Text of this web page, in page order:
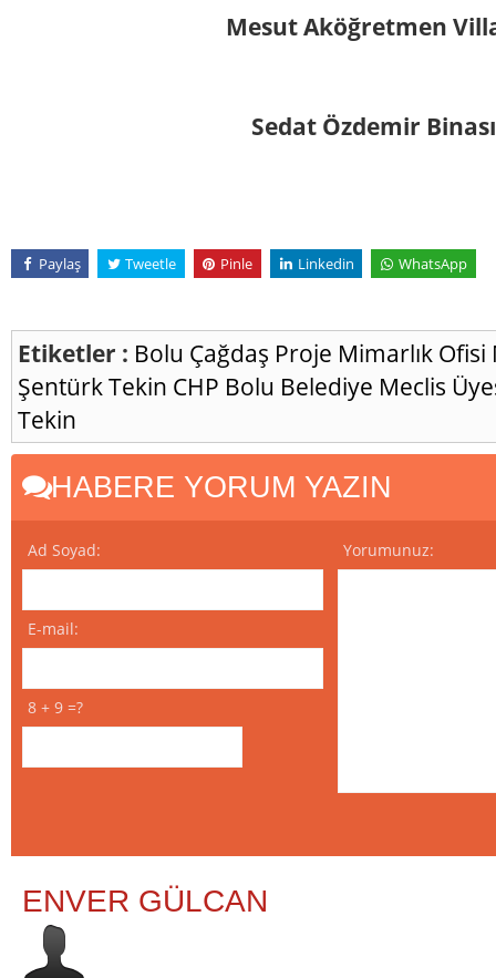
Mesut Aköğretmen
Sedat Özdemir
Paylaş Tweetle Pinle Linkedin WhatsApp
Etiketler : Bolu Çağdaş Proje Mimarlık Ofisi
Şentürk Tekin CHP Bolu Belediye Meclis
Tekin
HABERE YORUM YAZIN
Ad Soyad:
E-mail:
8 + 9 =?
Yorumunuz:
ENVER GÜLCAN